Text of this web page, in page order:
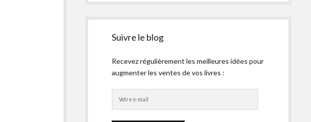
Suivre le blog
Recevez régulièrement les meilleures idées pour
augmenter les ventes de vos livres :